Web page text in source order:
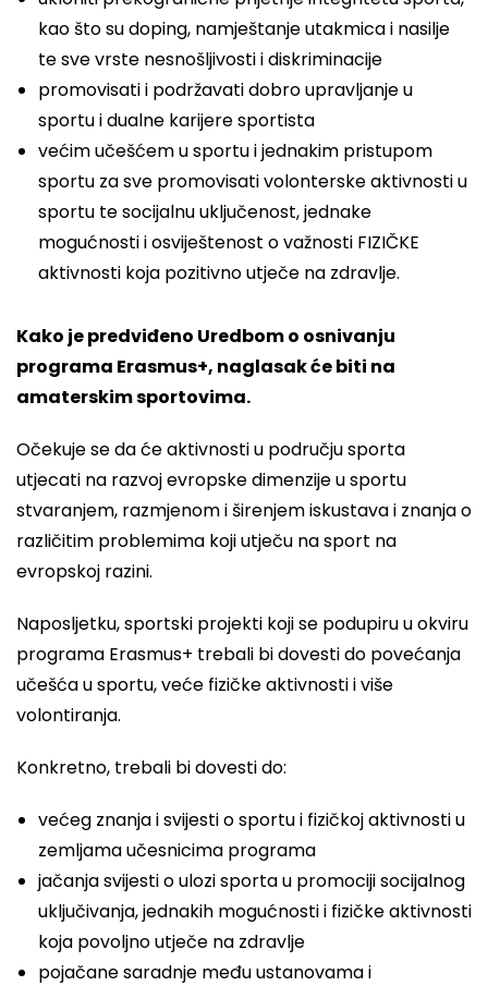
kao što su doping, namještanje utakmica i nasilje
te sve vrste nesnošljivosti i diskriminacije
promovisati i podržavati dobro upravljanje u
sportu i dualne karijere sportista
većim učešćem u sportu i jednakim pristupom
sportu za sve promovisati volonterske aktivnosti u
sportu te socijalnu uključenost, jednake
mogućnosti i osviještenost o važnosti FIZIČKE
aktivnosti koja pozitivno utječe na zdravlje.
Kako je predviđeno Uredbom o osnivanju
programa Erasmus+, naglasak će biti na
amaterskim sportovima.
Očekuje se da će aktivnosti u području sporta
utjecati na razvoj evropske dimenzije u sportu
stvaranjem, razmjenom i širenjem iskustava i znanja o
različitim problemima koji utječu na sport na
evropskoj razini.
Naposljetku, sportski projekti koji se podupiru u okviru
programa Erasmus+ trebali bi dovesti do povećanja
učešća u sportu, veće fizičke aktivnosti i više
volontiranja.
Konkretno, trebali bi dovesti do:
većeg znanja i svijesti o sportu i fizičkoj aktivnosti u
zemljama učesnicima programa
jačanja svijesti o ulozi sporta u promociji socijalnog
uključivanja, jednakih mogućnosti i fizičke aktivnosti
koja povoljno utječe na zdravlje
pojačane saradnje među ustanovama i